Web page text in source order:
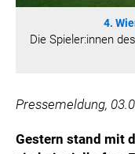
COCA COLA
PRESSEKONTAKT
4.
Die Spieler:innen
Pressemeldung,
Gestern stand mit